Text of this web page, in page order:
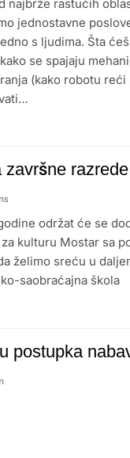
najbrže rastućih
jednostavne
s ljudima. Šta
se spajaju
(kako robotu reći
završne razrede
održat će se
kulturu Mostar sa
želimo sreću u
saobraćajna škola
postupka